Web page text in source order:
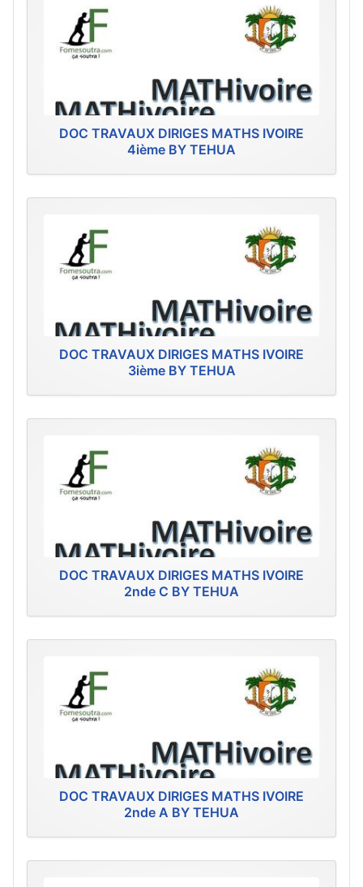
DOC TRAVAUX DIRIGES MATHS IVOIRE
4ième BY TEHUA
DOC TRAVAUX DIRIGES MATHS IVOIRE
3ième BY TEHUA
DOC TRAVAUX DIRIGES MATHS IVOIRE
2nde C BY TEHUA
DOC TRAVAUX DIRIGES MATHS IVOIRE
2nde A BY TEHUA